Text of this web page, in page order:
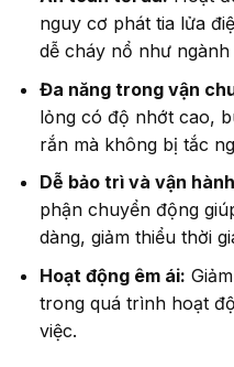
nguy cơ phát tia lửa
dễ cháy nổ như
Đa năng trong vận
lỏng có độ nhớt cao,
rắn mà không bị tắc
Dễ bảo trì và vận
phận chuyển động
dàng, giảm thiểu thời
Hoạt động êm ái:
trong quá trình hoạt
việc.